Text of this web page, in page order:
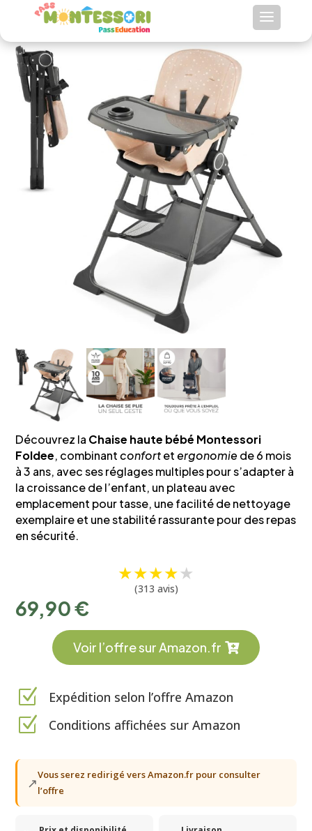
Recherche
Chaise haute bébé Montessori Foldee de
Kinderkraft : confort et ergonomie de 6
mois à 3 ans
Découvrez la Chaise haute bébé Montessori
Foldee, combinantconfortetergonomie de 6 mois
à 3 ans, avec ses réglages multiples pour s’adapter à
la croissance de l’enfant, un plateau avec
emplacement pour tasse, une facilité de nettoyage
exemplaire et une stabilité rassurante pour des repas
en sécurité.
★★★★★
(313 avis)
69,90€
Voir l’offre sur Amazon.fr
Z Expédition selon l’offre Amazon
Z Conditions affichées sur Amazon
↗Vous serez redirigé vers Amazon.fr pour consulter
l’offre